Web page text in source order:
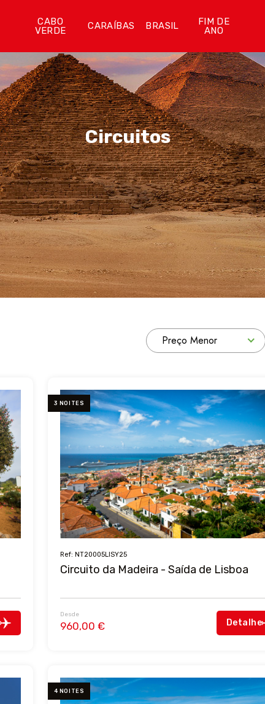
CABO
VERDE
CARAÍBAS BRASIL
FIM DE
ANO
Circuitos
Preço Menor
3 NOITES
Ref: NT20005LISY25
Circuito da Madeira - Saída de Lisboa
Desde
960,00 € Detalhe
4 NOITES